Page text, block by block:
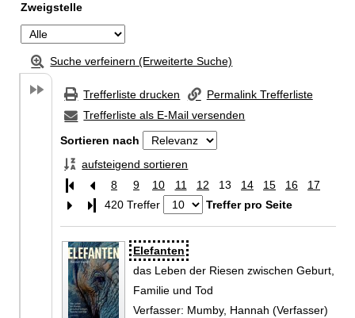
Zweigstelle
Suche verfeinern (Erweiterte Suche)
Trefferliste drucken
Permalink Trefferliste
Trefferliste als E-Mail versenden
Sortieren nach
aufsteigend sortieren
8
9 10 11 12 13 14 15 16
17
Letzte Seite
420 Treffer Treffer pro Seite
Suchergebnis
Zu den Suchfiltern springen
Elefanten
das Leben der Riesen zwischen Geburt,
Familie und Tod
Verfasser: Mumby, Hannah (Verfasser)